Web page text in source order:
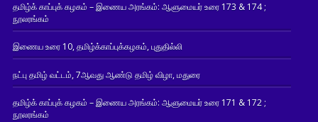
தமிழ்க் காப்புக் கழகம் – இணைய அரங்கம்: ஆளுமையர் உரை 173 & 174 ;
நூலரங்கம்
இணைய உரை 10, தமிழ்க்காப்புக்கழகம், புதுதில்லி
நட்பு தமிழ் வட்டம், 7ஆவது ஆண்டு தமிழ் விழா, மதுரை
தமிழ்க் காப்புக் கழகம் – இணைய அரங்கம்: ஆளுமையர் உரை 171 & 172 ;
நூலரங்கம்